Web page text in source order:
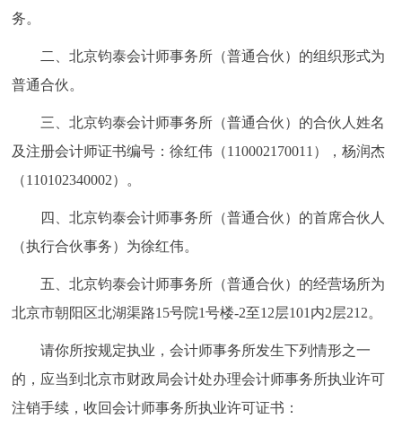
务。
二、北京钧泰会计师事务所（普通合伙）的组织形式为
普通合伙。
三、北京钧泰会计师事务所（普通合伙）的合伙人姓名
及注册会计师证书编号：徐红伟（110002170011），杨润杰
（110102340002）。
四、北京钧泰会计师事务所（普通合伙）的首席合伙人
（执行合伙事务）为徐红伟。
五、北京钧泰会计师事务所（普通合伙）的经营场所为
北京市朝阳区北湖渠路15号院1号楼-2至12层101内2层212。
请你所按规定执业，会计师事务所发生下列情形之一
的，应当到北京市财政局会计处办理会计师事务所执业许可
注销手续，收回会计师事务所执业许可证书：